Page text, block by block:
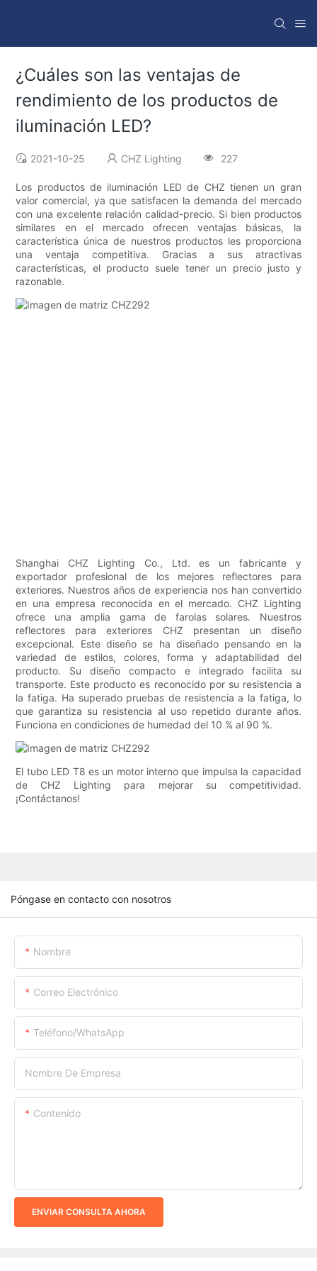
¿Cuáles son las ventajas de
rendimiento de los productos de
iluminación LED?
2021-10-25 CHZ Lighting 227
Los productos de iluminación LED de CHZ tienen un gran
valor comercial, ya que satisfacen la demanda del mercado
con una excelente relación calidad-precio. Si bien productos
similares en el mercado ofrecen ventajas básicas, la
característica única de nuestros productos les proporciona
una ventaja competitiva. Gracias a sus atractivas
características, el producto suele tener un precio justo y
razonable.
Shanghai CHZ Lighting Co., Ltd. es un fabricante y
exportador profesional de los mejores reflectores para
exteriores. Nuestros años de experiencia nos han convertido
en una empresa reconocida en el mercado. CHZ Lighting
ofrece una amplia gama de farolas solares. Nuestros
reflectores para exteriores CHZ presentan un diseño
excepcional. Este diseño se ha diseñado pensando en la
variedad de estilos, colores, forma y adaptabilidad del
producto. Su diseño compacto e integrado facilita su
transporte. Este producto es reconocido por su resistencia a
la fatiga. Ha superado pruebas de resistencia a la fatiga, lo
que garantiza su resistencia al uso repetido durante años.
Funciona en condiciones de humedad del 10 % al 90 %.
El tubo LED T8 es un motor interno que impulsa la capacidad
de CHZ Lighting para mejorar su competitividad.
¡Contáctanos!
Póngase en contacto con nosotros
Nombre
Correo Electrónico
Teléfono/WhatsApp
Nombre De Empresa
Contenido
ENVIAR CONSULTA AHORA